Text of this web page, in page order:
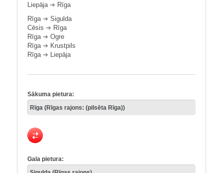
Liepāja➔ Rīga
Rīga➔ Sigulda
Cēsis ➔ Rīga
Rīga➔ Ogre
Rīga➔ Krustpils
Rīga➔ Liepāja
Sākuma pietura:
Gala pietura: